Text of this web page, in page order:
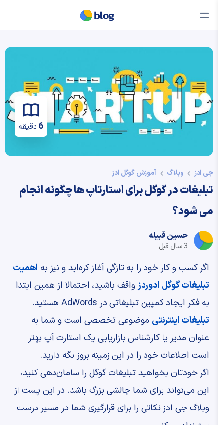
6 دقیقه
جی ادز وبلاگ آموزش گوگل ادز
تبلیغات در گوگل برای استارتاپ ها چگونه انجام
می شود؟
حسین قبیله
3 سال قبل
اگر کسب و کار خود را به تازگی آغاز کره‌اید و نیز به اهمیت
تبلیغات گوگل ادوردزواقف باشید، احتمالا از همین ابتدا
به فکر ایجاد کمپین تبلیغاتی در AdWords هستید.
تبلیغات اینترنتیموضوعی تخصصی است و شما به
عنوان مدیر یا کارشناس بازاریابی یک استارت آپ بهتر
است اطلاعات خود را در این زمینه بروز نگه دارید.
اگر خودتان بخواهید تبلیغات گوگل را سامان‌دهی کنید،
این می‌تواند برای شما چالشی بزرگ باشد. در این پست از
وبلاگ جی ادز نکاتی را برای قرارگیری شما در مسیر درست